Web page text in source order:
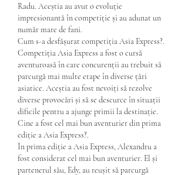
Radu. Aceștia au avut o evoluție
impresionantă în competiție și au adunat un
număr mare de fani.
Cum s-a desfășurat competiția Asia Express?.
Competiția Asia Express a fost o cursă
aventuroasă în care concurenții au trebuit să
parcurgă mai multe etape în diverse țări
asiatice. Aceștia au fost nevoiți să rezolve
diverse provocări și să se descurce în situații
dificile pentru a ajunge primii la destinație.
Cine a fost cel mai bun aventurier din prima
ediție a Asia Express?.
În prima ediție a Asia Express, Alexandru a
fost considerat cel mai bun aventurier. El și
partenerul său, Edy, au reușit să parcurgă